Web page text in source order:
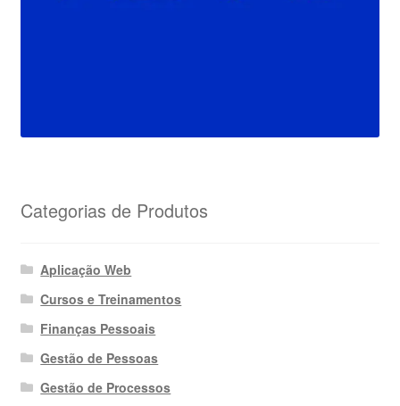
Categorias de Produtos
Aplicação Web
Cursos e Treinamentos
Finanças Pessoais
Gestão de Pessoas
Gestão de Processos